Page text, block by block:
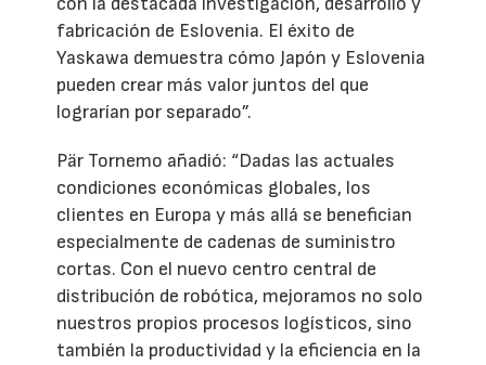
fabricación de Eslovenia. El éxito de
Yaskawa demuestra cómo Japón y Eslovenia
pueden crear más valor juntos del que
lograrían por separado”.
Pär Tornemo añadió: “Dadas las actuales
condiciones económicas globales, los
clientes en Europa y más allá se benefician
especialmente de cadenas de suministro
cortas. Con el nuevo centro central de
distribución de robótica, mejoramos no solo
nuestros propios procesos logísticos, sino
también la productividad y la eficiencia en la